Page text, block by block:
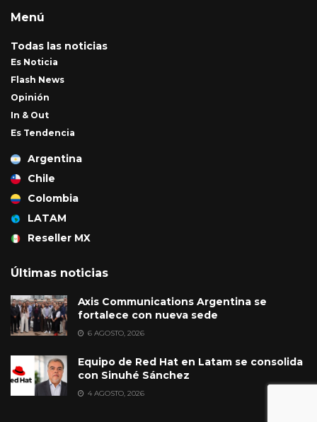
Menú
Todas las noticias
Es Noticia
Flash News
Opinión
In & Out
Es Tendencia
Argentina
Chile
Colombia
LATAM
Reseller MX
Últimas noticias
Axis Communications Argentina se
fortalece con nueva sede
6 AGOSTO, 2026
Equipo de Red Hat en Latam se consolida
con Sinuhé Sánchez
4 AGOSTO, 2026